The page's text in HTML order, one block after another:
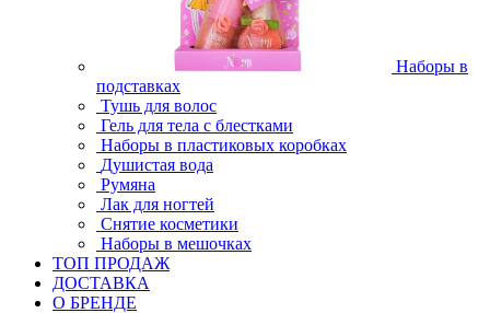
Наборы в
подставках
Тушь для волос
Гель для тела с блестками
Наборы в пластиковых коробках
Душистая вода
Румяна
Лак для ногтей
Снятие косметики
Наборы в мешочках
ТОП ПРОДАЖ
ДОСТАВКА
О БРЕНДЕ